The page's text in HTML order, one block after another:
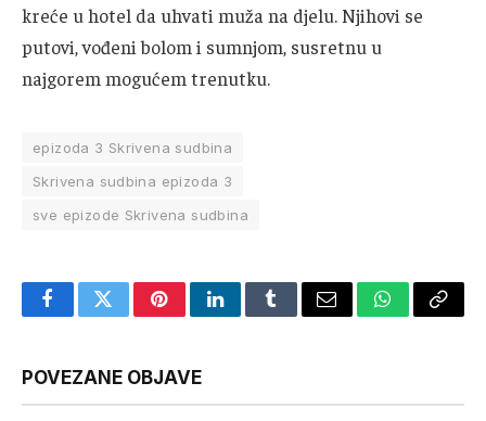
kreće u hotel da uhvati muža na djelu. Njihovi se
putovi, vođeni bolom i sumnjom, susretnu u
najgorem mogućem trenutku.
epizoda 3 Skrivena sudbina
Skrivena sudbina epizoda 3
sve epizode Skrivena sudbina
FacebookTwitterPinterestLinkedInTumblrEmail WhatsApp
Copy
POVEZANE OBJAVE